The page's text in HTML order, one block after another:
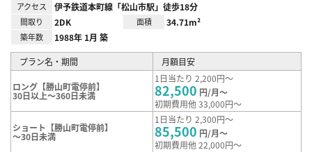
アクセス 伊予鉄道本町線「松山市駅」徒歩18分
間取り 2DK 面積 34.71m²
築年数 1988年 1月 築
プラン名・期間 月額目安
ロング【勝山町電停前】
30日以上～360日未満
1日当たり 2,200円～
82,500 円/月～
初期費用他 33,000円～
ショート【勝山町電停前】
～30日未満
1日当たり 2,300円～
85,500 円/月～
初期費用他 22,000円～